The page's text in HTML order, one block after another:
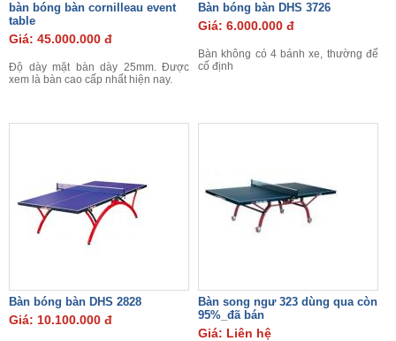
bàn bóng bàn cornilleau event
table
Giá: 45.000.000 đ
Độ dày mặt bàn dày 25mm. Được
xem là bàn cao cấp nhất hiện nay.
Bàn bóng bàn DHS 3726
Giá: 6.000.000 đ
Bàn không có 4 bánh xe, thường để
cố định
Bàn bóng bàn DHS 2828
Giá: 10.100.000 đ
Bàn song ngư 323 dùng qua còn
95%_đã bán
Giá: Liên hệ